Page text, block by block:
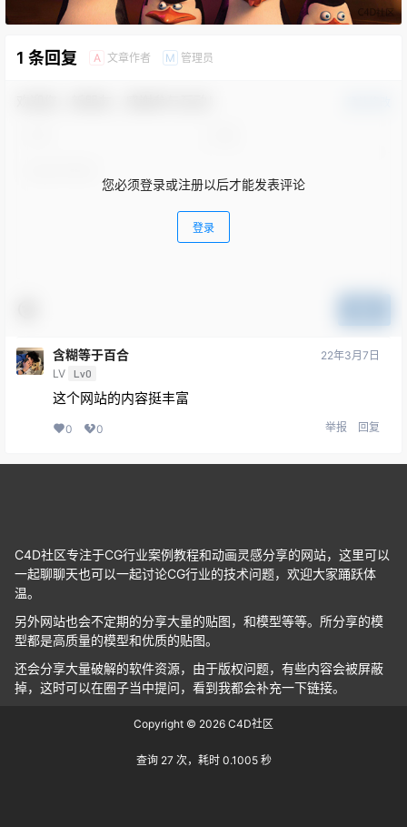
1 条回复 A 文章作者 M 管理员
您必须登录或注册以后才能发表评论
登录
含糊等于百合
LV Lv0
22年3月7日
这个网站的内容挺丰富
0 0 举报 回复
C4D社区专注于CG行业案例教程和动画灵感分享的网站，这里可以
一起聊聊天也可以一起讨论CG行业的技术问题，欢迎大家踊跃体
温。
另外网站也会不定期的分享大量的贴图，和模型等等。所分享的模
型都是高质量的模型和优质的贴图。
还会分享大量破解的软件资源，由于版权问题，有些内容会被屏蔽
掉，这时可以在圈子当中提问，看到我都会补充一下链接。
Copyright © 2026 C4D社区
查询 27 次，耗时 0.1005 秒